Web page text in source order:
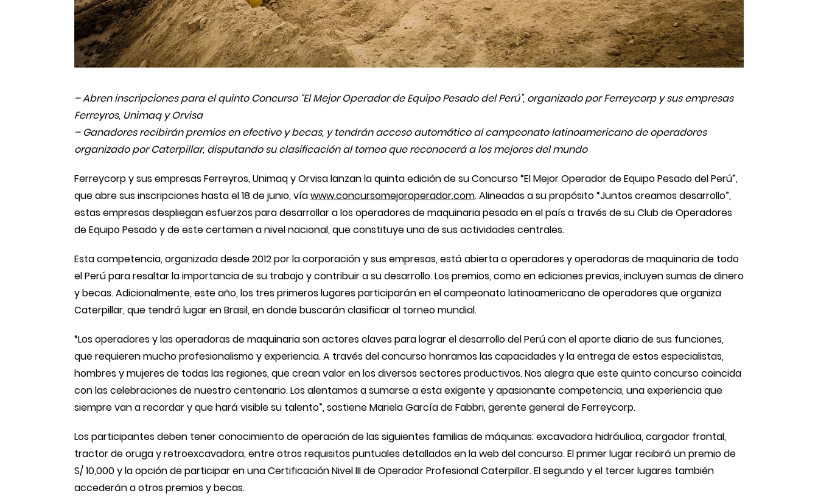
– Abren inscripciones para el quinto Concurso “El Mejor Operador de Equipo Pesado del Perú”, organizado por Ferreycorp y sus empresas
Ferreyros, Unimaq y Orvisa
– Ganadores recibirán premios en efectivo y becas, y tendrán acceso automático al campeonato latinoamericano de operadores
organizado por Caterpillar, disputando su clasificación al torneo que reconocerá a los mejores del mundo
Ferreycorp y sus empresas Ferreyros, Unimaq y Orvisa lanzan la quinta edición de su Concurso “El Mejor Operador de Equipo Pesado del Perú”,
que abre sus inscripciones hasta el 18 de junio, víawww.concursomejoroperador.com. Alineadas a su propósito “Juntos creamos desarrollo”,
estas empresas despliegan esfuerzos para desarrollar a los operadores de maquinaria pesada en el país a través de su Club de Operadores
de Equipo Pesado y de este certamen a nivel nacional, que constituye una de sus actividades centrales.
Esta competencia, organizada desde 2012 por la corporación y sus empresas, está abierta a operadores y operadoras de maquinaria de todo
el Perú para resaltar la importancia de su trabajo y contribuir a su desarrollo. Los premios, como en ediciones previas, incluyen sumas de dinero
y becas. Adicionalmente, este año, los tres primeros lugares participarán en el campeonato latinoamericano de operadores que organiza
Caterpillar, que tendrá lugar en Brasil, en donde buscarán clasificar al torneo mundial.
“Los operadores y las operadoras de maquinaria son actores claves para lograr el desarrollo del Perú con el aporte diario de sus funciones,
que requieren mucho profesionalismo y experiencia. A través del concurso honramos las capacidades y la entrega de estos especialistas,
hombres y mujeres de todas las regiones, que crean valor en los diversos sectores productivos. Nos alegra que este quinto concurso coincida
con las celebraciones de nuestro centenario. Los alentamos a sumarse a esta exigente y apasionante competencia, una experiencia que
siempre van a recordar y que hará visible su talento”, sostiene Mariela García de Fabbri, gerente general de Ferreycorp.
Los participantes deben tener conocimiento de operación de las siguientes familias de máquinas: excavadora hidráulica, cargador frontal,
tractor de oruga y retroexcavadora, entre otros requisitos puntuales detallados en la web del concurso. El primer lugar recibirá un premio de
S/ 10,000 y la opción de participar en una Certificación Nivel III de Operador Profesional Caterpillar. El segundo y el tercer lugares también
accederán a otros premios y becas.